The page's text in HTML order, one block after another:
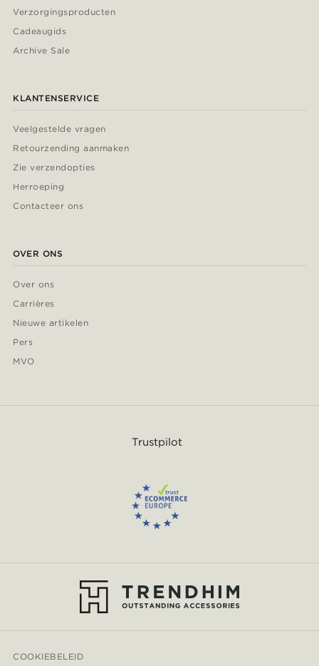
Verzorgingsproducten
Cadeaugids
Archive Sale
KLANTENSERVICE
Veelgestelde vragen
Retourzending aanmaken
Zie verzendopties
Herroeping
Contacteer ons
OVER ONS
Over ons
Carrières
Nieuwe artikelen
Pers
MVO
Trustpilot
COOKIEBELEID